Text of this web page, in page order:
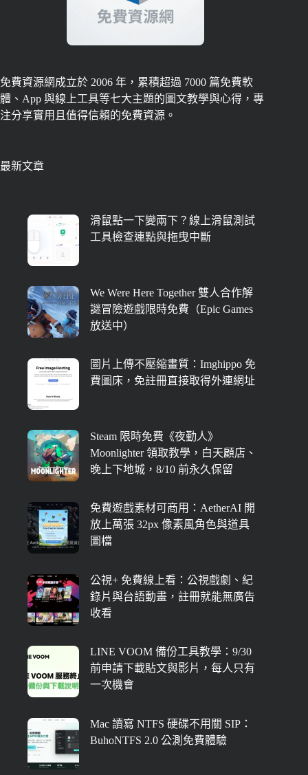
免費資源網成立於 2006 年，累積超過 7000 篇免費軟
體、App 與線上工具等七大主題的圖文教學與心得，專
注分享實用且值得信賴的免費資源。
最新文章
滑鼠點一下變兩下？線上滑鼠測試
工具檢查連點與拖曳中斷
We Were Here Together 雙人合作解
謎冒險遊戲限時免費（Epic Games
放送中）
圖片上傳不壓縮畫質：Imghippo 免
費圖床，免註冊直接取得外連網址
Steam 限時免費《夜勤人》
Moonlighter 領取教學，白天顧店、
晚上下地城，8/10 前永久保留
免費遊戲素材可商用：AetherAI 開
放上萬張 32px 像素風角色與道具
圖檔
公視+ 免費線上看：公視戲劇、紀
錄片與台語動畫，註冊就能無廣告
收看
LINE VOOM 備份工具教學：9/30
前申請下載貼文與影片，每人只有
一次機會
Mac 讀寫 NTFS 硬碟不用關 SIP：
BuhoNTFS 2.0 公測免費體驗